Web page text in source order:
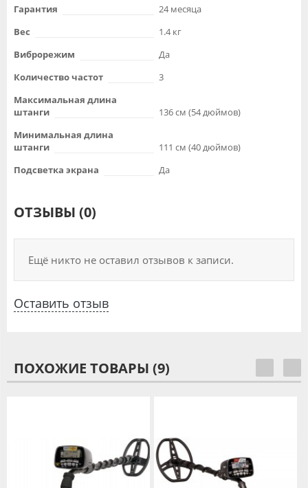
Гарантия
24 месяца
Вес
1.4 кг
Виброрежим
Да
Количество частот
3
Максимальная длина
штанги
136 см (54 дюймов)
Минимальная длина
штанги
111 см (40 дюймов)
Подсветка экрана
Да
ОТЗЫВЫ (0)
Ещё никто не оставил отзывов к записи.
Оставить отзыв
ПОХОЖИЕ ТОВАРЫ (9)